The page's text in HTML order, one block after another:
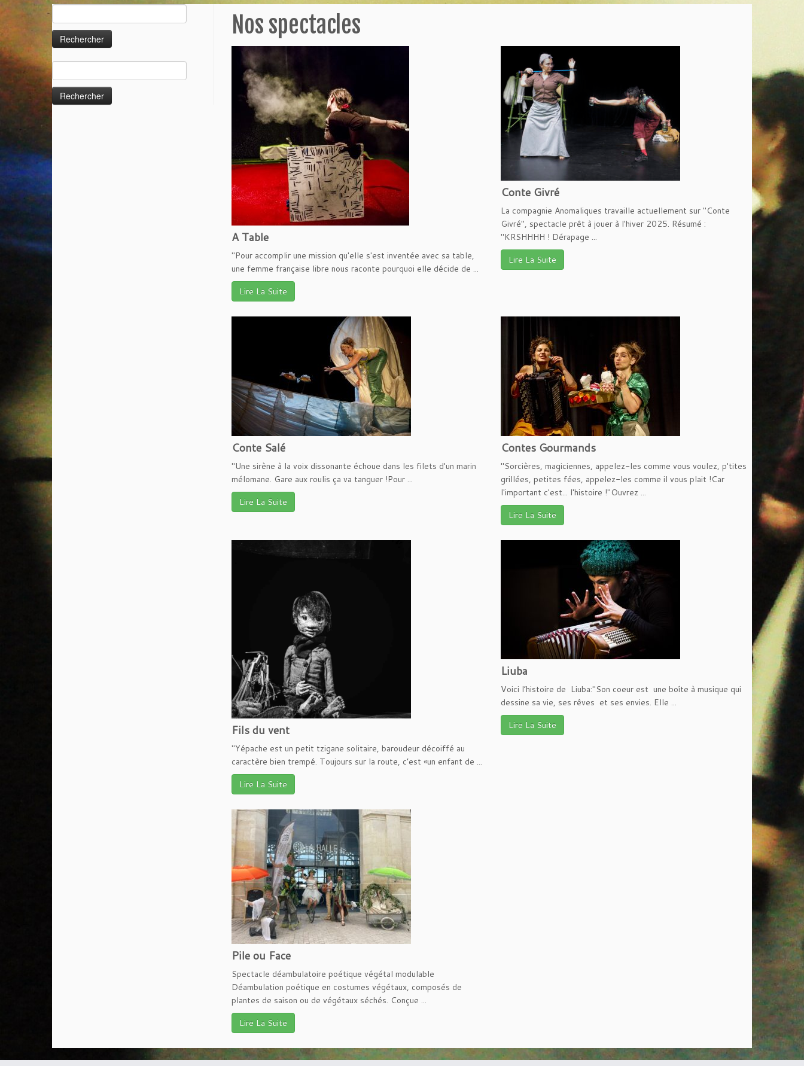
Rechercher :
Nos spectacles
A Table
"Pour accomplir une mission qu'elle s'est inventée avec sa table,
une femme française libre nous raconte pourquoi elle décide de ...
Lire La Suite
Conte Givré
La compagnie Anomaliques travaille actuellement sur "Conte
Givré", spectacle prêt à jouer à l'hiver 2025. Résumé :
"KRSHHHH ! Dérapage ...
Lire La Suite
Conte Salé
"Une sirène à la voix dissonante échoue dans les filets d'un marin
mélomane. Gare aux roulis ça va tanguer !Pour ...
Lire La Suite
Contes Gourmands
"Sorcières, magiciennes, appelez-les comme vous voulez, p'tites
grillées, petites fées, appelez-les comme il vous plait !Car
l'important c'est... l'histoire !"Ouvrez ...
Lire La Suite
Fils du vent
"Yépache est un petit tzigane solitaire, baroudeur décoiffé au
caractère bien trempé. Toujours sur la route, c’est «un enfant de ...
Lire La Suite
Liuba
Voici l’histoire de Liuba:"Son coeur est une boîte à musique qui
dessine sa vie, ses rêves et ses envies. Elle ...
Lire La Suite
Pile ou Face
Spectacle déambulatoire poétique végétal modulable
Déambulation poétique en costumes végétaux, composés de
plantes de saison ou de végétaux séchés. Conçue ...
Lire La Suite